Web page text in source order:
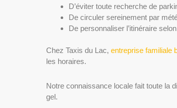
D’éviter toute recherche de
De circuler sereinement par
De personnaliser l’itinéraire
Chez Taxis du Lac, entreprise familiale
les horaires.
Notre connaissance locale fait toute la
gel.